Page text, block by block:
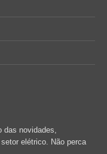
das novidades,
elétrico. Não perca